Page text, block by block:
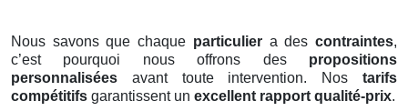
Nous savons que chaque particuliera descontraintes,
c’est pourquoi nous offrons des propositions
personnalisées avant toute intervention. Nos tarifs
compétitifs garantissent un excellent rapport qualité-prix.